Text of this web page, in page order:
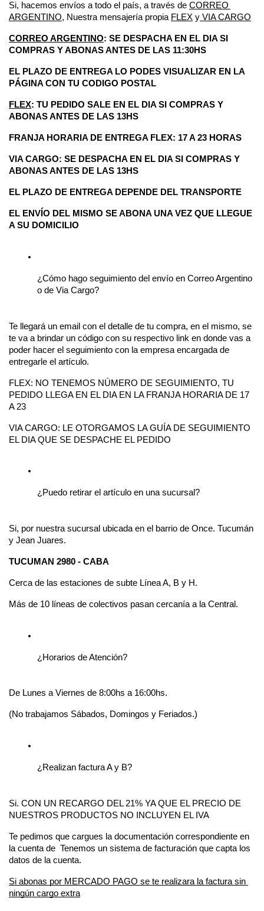
Si, hacemos envíos a todo el país, a través de CORREO
ARGENTINO, Nuestra mensajería propia FLEX y VIA CARGO
CORREO ARGENTINO: SE DESPACHA EN EL DIA SI
COMPRAS Y ABONAS ANTES DE LAS 11:30HS
EL PLAZO DE ENTREGA LO PODES VISUALIZAR EN LA
PÁGINA CON TU CODIGO POSTAL
FLEX: TU PEDIDO SALE EN EL DIA SI COMPRAS Y
ABONAS ANTES DE LAS 13HS
FRANJA HORARIA DE ENTREGA FLEX: 17 A 23 HORAS
VIA CARGO: SE DESPACHA EN EL DIA SI COMPRAS Y
ABONAS ANTES DE LAS 13HS
EL PLAZO DE ENTREGA DEPENDE DEL TRANSPORTE
EL ENVÍO DEL MISMO SE ABONA UNA VEZ QUE LLEGUE
A SU DOMICILIO
¿Cómo hago seguimiento del envío en Correo Argentino
o de Via Cargo?
Te llegará un email con el detalle de tu compra, en el mismo, se
te va a brindar un código con su respectivo link en donde vas a
poder hacer el seguimiento con la empresa encargada de
entregarle el artículo.
FLEX: NO TENEMOS NÚMERO DE SEGUIMIENTO, TU
PEDIDO LLEGA EN EL DIA EN LA FRANJA HORARIA DE 17
A 23
VIA CARGO: LE OTORGAMOS LA GUÍA DE SEGUIMIENTO
EL DIA QUE SE DESPACHE EL PEDIDO
¿Puedo retirar el artículo en una sucursal?
Si, por nuestra sucursal ubicada en el barrio de Once. Tucumán
y Jean Juares.
TUCUMAN 2980 - CABA
Cerca de las estaciones de subte Línea A, B y H.
Más de 10 líneas de colectivos pasan cercanía a la Central.
¿Horarios de Atención?
De Lunes a Viernes de 8:00hs a 16:00hs.
(No trabajamos Sábados, Domingos y Feriados.)
¿Realizan factura A y B?
Si. CON UN RECARGO DEL 21% YA QUE EL PRECIO DE
NUESTROS PRODUCTOS NO INCLUYEN EL IVA
Te pedimos que cargues la documentación correspondiente en
la cuenta de  Tenemos un sistema de facturación que capta los
datos de la cuenta.
Si abonas por MERCADO PAGO se te realizara la factura sin
ningún cargo extra